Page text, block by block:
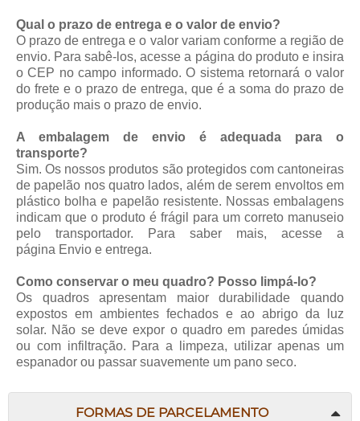
Qual o prazo de entrega e o valor de envio?
O prazo de entrega e o valor variam conforme a região de
envio. Para sabê-los, acesse a página do produto e insira
o CEP no campo informado. O sistema retornará o valor
do frete e o prazo de entrega, que é a soma do prazo de
produção mais o prazo de envio.
A embalagem de envio é adequada para o
transporte?
Sim. Os nossos produtos são protegidos com cantoneiras
de papelão nos quatro lados, além de serem envoltos em
plástico bolha e papelão resistente. Nossas embalagens
indicam que o produto é frágil para um correto manuseio
pelo transportador. Para saber mais, acesse a
página Envio e entrega.
Como conservar o meu quadro? Posso limpá-lo?
Os quadros apresentam maior durabilidade quando
expostos em ambientes fechados e ao abrigo da luz
solar. Não se deve expor o quadro em paredes úmidas
ou com infiltração. Para a limpeza, utilizar apenas um
espanador ou passar suavemente um pano seco.
FORMAS DE PARCELAMENTO